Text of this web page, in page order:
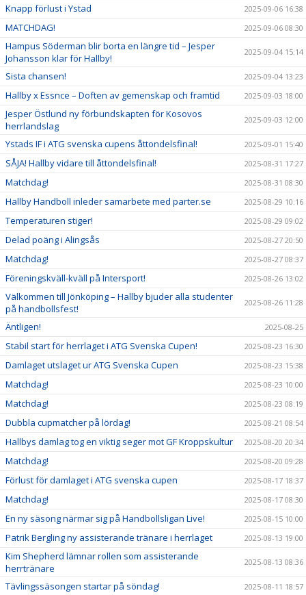
Knapp förlust i Ystad 2025-09-06 16:38
MATCHDAG! 2025-09-06 08:30
Hampus Söderman blir borta en längre tid – Jesper
Johansson klar för Hallby!
2025-09-04 15:14
Sista chansen! 2025-09-04 13:23
Hallby x Essnce – Doften av gemenskap och framtid 2025-09-03 18:00
Jesper Östlund ny förbundskapten för Kosovos
herrlandslag
2025-09-03 12:00
Ystads IF i ATG svenska cupens åttondelsfinal! 2025-09-01 15:40
SÅJA! Hallby vidare till åttondelsfinal! 2025-08-31 17:27
Matchdag! 2025-08-31 08:30
Hallby Handboll inleder samarbete med parter.se 2025-08-29 10:16
Temperaturen stiger! 2025-08-29 09:02
Delad poäng i Alingsås 2025-08-27 20:50
Matchdag! 2025-08-27 08:37
Föreningskväll-kväll på Intersport! 2025-08-26 13:02
Välkommen till Jönköping – Hallby bjuder alla studenter
på handbollsfest!
2025-08-26 11:28
Äntligen! 2025-08-25
Stabil start för herrlaget i ATG Svenska Cupen! 2025-08-23 16:30
Damlaget utslaget ur ATG Svenska Cupen 2025-08-23 15:38
Matchdag! 2025-08-23 10:00
Matchdag! 2025-08-23 08:19
Dubbla cupmatcher på lördag! 2025-08-21 08:54
Hallbys damlag tog en viktig seger mot GF Kroppskultur 2025-08-20 20:34
Matchdag! 2025-08-20 09:28
Förlust för damlaget i ATG svenska cupen 2025-08-17 18:37
Matchdag! 2025-08-17 08:30
En ny säsong närmar sig på Handbollsligan Live! 2025-08-15 10:00
Patrik Bergling ny assisterande tränare i herrlaget 2025-08-13 19:00
Kim Shepherd lämnar rollen som assisterande
herrtränare
2025-08-13 08:36
Tävlingssäsongen startar på söndag! 2025-08-11 18:57